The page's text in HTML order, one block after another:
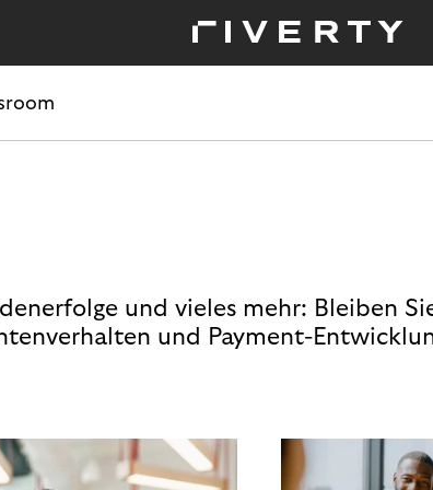
und vieles mehr: Bleiben
und Payment-